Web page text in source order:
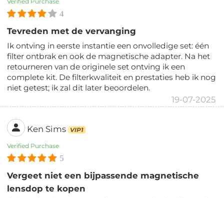
4
Tevreden met de vervanging
Ik ontving in eerste instantie een onvolledige set: één
filter ontbrak en ook de magnetische adapter. Na het
retourneren van de originele set ontving ik een
complete kit. De filterkwaliteit en prestaties heb ik nog
niet getest; ik zal dit later beoordelen.
19-07-2025
Ken Sims VIP1
Verified Purchase
5
Vergeet niet een bijpassende magnetische
lensdop te kopen